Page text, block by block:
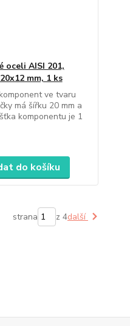
oceli AISI 201,
mm, 1 ks
ve tvaru
má šířku 20 mm a
komponentu je 1
do košíku
strana z 4další